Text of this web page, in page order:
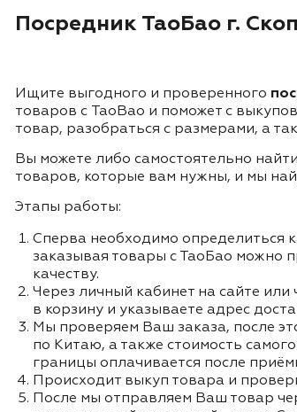
Посредник ТаоБао г.
Ищите выгодного и проверенного
товаров с TaoBao и поможет с
товар, разобраться с размерами, а
Вы можете либо самостоятельно
товаров, которые вам нужны, и мы
Этапы работы:
Сперва необходимо определиться
заказывая товары с ТаоБао можно
качеству.
Через личный кабинет на сайте или
в корзину и указываете адрес
Мы проверяем Ваш заказа, после
по Китаю, а также стоимость
границы оплачивается после
Происходит выкуп товара и
После мы отправляем Ваш товар